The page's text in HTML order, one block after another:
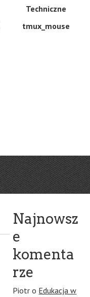
Menu
content
Techniczne
tmux_mouse
Najnowsz
e
komenta
rze
Piotr o Edukacja w